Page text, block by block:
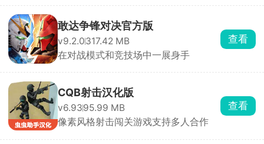
敢达争锋对决官方版
v9.2.0317.42 MB
在对战模式和竞技场中一展身手
查看
CQB射击汉化版
v6.9395.99 MB
像素风格射击闯关游戏支持多人合作
查看